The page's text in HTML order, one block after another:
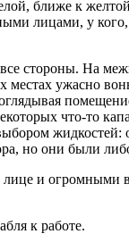
ближе к
лицами, у
стороны. На
ужасно
что-то
но они были
и огромными
к работе.